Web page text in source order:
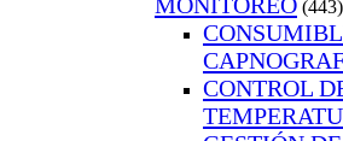
(443)
CONTROL